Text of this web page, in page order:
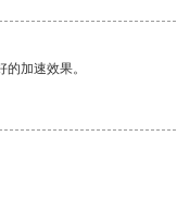
加速效果。